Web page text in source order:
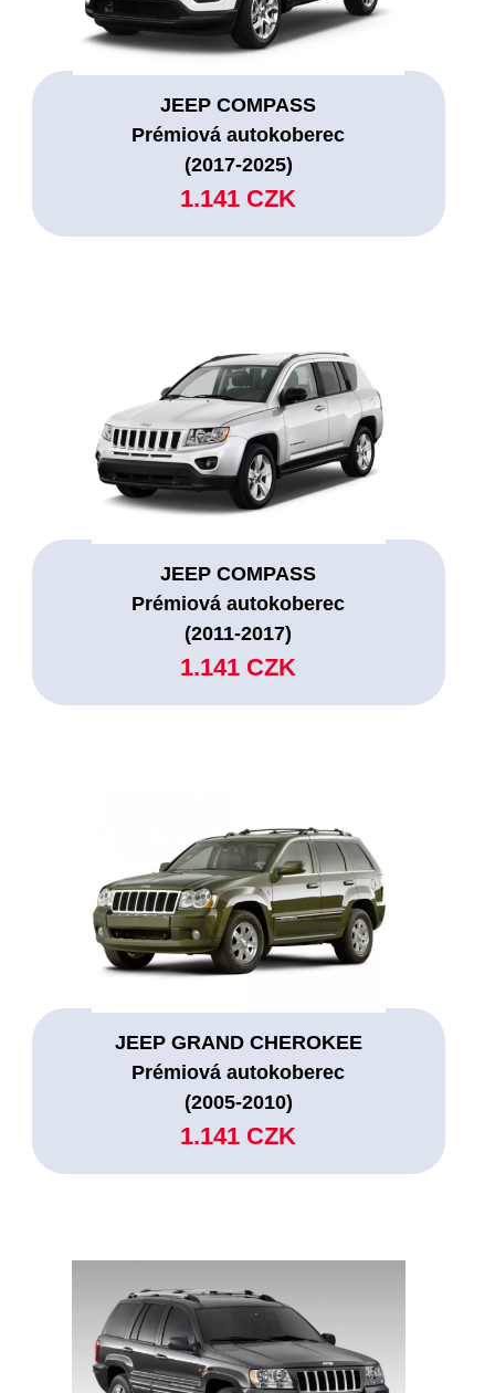
JEEP COMPASS
Prémiová autokoberec
(2017-2025)
1.141 CZK
JEEP COMPASS
Prémiová autokoberec
(2011-2017)
1.141 CZK
JEEP GRAND CHEROKEE
Prémiová autokoberec
(2005-2010)
1.141 CZK